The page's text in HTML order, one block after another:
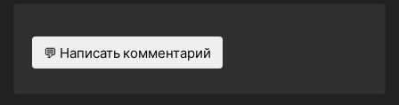
💬 Написать комментарий